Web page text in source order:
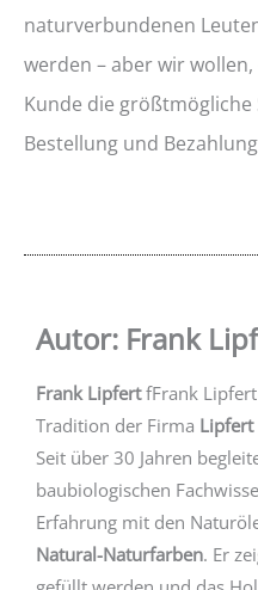
naturverbundenen
werden – aber wir
Kunde die
Bestellung und
Autor: Frank
Frank LipfertfFrank
Tradition der Firma Lipfert
Seit über 30 Jahren
baubiologischen
Erfahrung mit den
Natural-Naturfarben. Er